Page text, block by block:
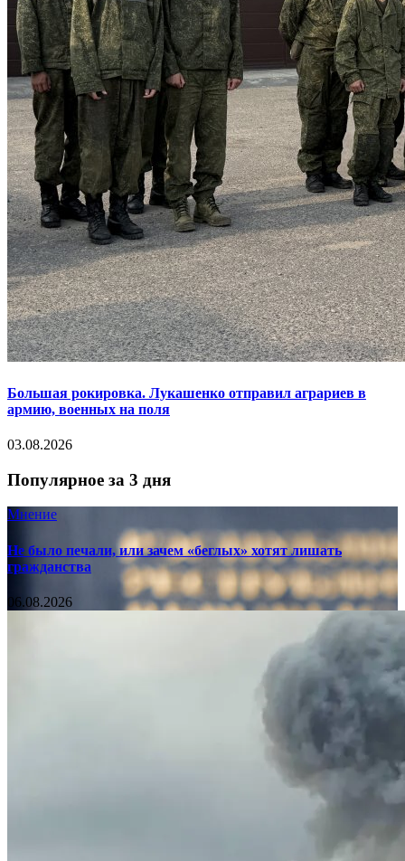
Большая рокировка. Лукашенко отправил аграриев в
армию, военных на поля
03.08.2026
Популярное за 3 дня
Мнение
Не было печали, или зачем «беглых» хотят лишать
гражданства
06.08.2026